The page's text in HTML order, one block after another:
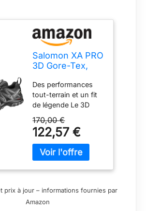
Salomon XA PRO
3D Gore-Tex,
Trail Running
pour Homme,
Renfort à l’Avant,
Adaptées à Tous
Types de
Terrains,
Disponibles en
Autres Couleurs
Des performances
tout-terrain et un fit
de légende Le 3D
procure une foulée
fluide, même sur les
terrains les plus
accidentés; Tout est
L’adhérence
terrain humide : plus
170,00 €
122,57 €
prix à jour – informations fournies par
Amazon